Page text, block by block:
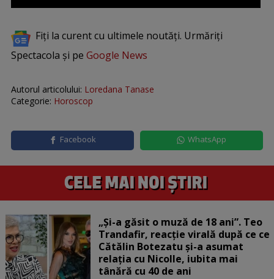
Fiți la curent cu ultimele noutăți. Urmăriți
Spectacola și pe Google News
Autorul articolului: Loredana Tanase
Categorie: Horoscop
Facebook WhatsApp
„Și-a găsit o muză de 18 ani”. Teo
Trandafir, reacție virală după ce ce
Cătălin Botezatu și-a asumat
relația cu Nicolle, iubita mai
tânără cu 40 de ani